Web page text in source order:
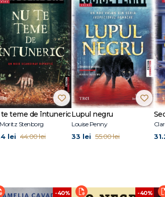
Center for Fiction’s First Novel Prize, iar
comică. Locuiește în Hudson, New York.
te teme de întuneric
Stenborg
lei 44.00 lei
Lupul negru
Louise Penny
33 lei 55.00 lei
-40% -40%